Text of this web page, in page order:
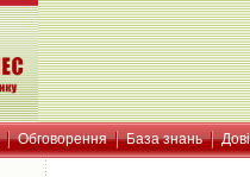
Обговорення База знань